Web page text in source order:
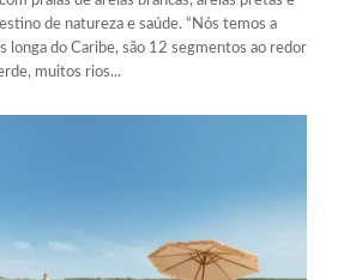
de natureza e saúde. “Nós temos a
longa do Caribe, são 12 segmentos ao redor
muitos rios...